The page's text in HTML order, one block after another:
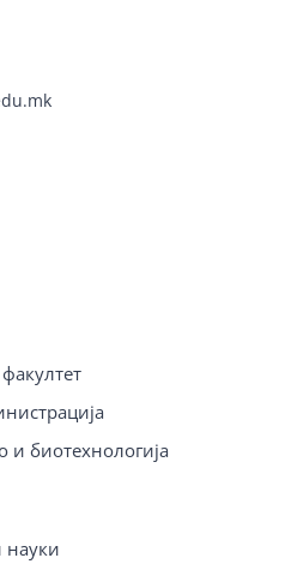
и биотехнологија
науки